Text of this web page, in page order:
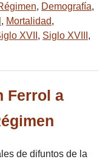
, Demografía,
, Mortalidad,
XVII , Siglo XVIII ,
Ferrol a
de difuntos de la